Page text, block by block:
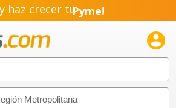
haz crecer tuPyme!
Emprendimiento!
